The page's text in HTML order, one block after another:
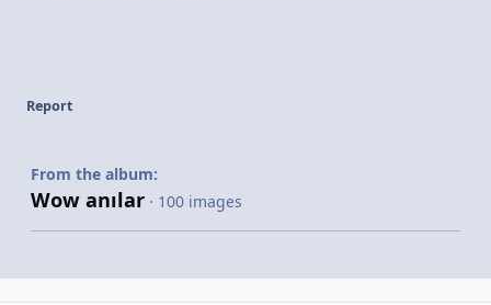
Report
From the album:
Wow anılar · 100 images